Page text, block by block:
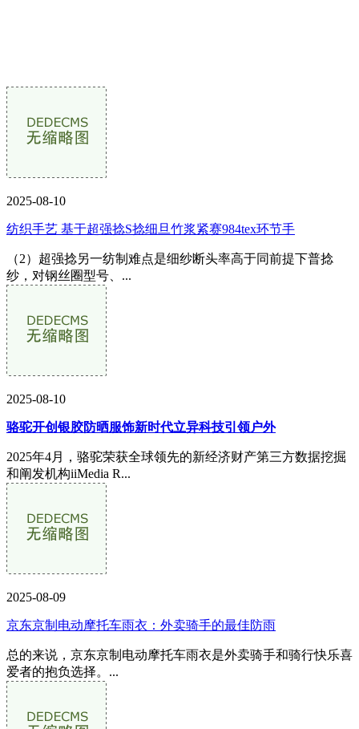
2025-08-10
纺织手艺 基于超强捻S捻细旦竹浆紧赛984tex环节手
（2）超强捻另一纺制难点是细纱断头率高于同前提下普捻
纱，对钢丝圈型号、...
2025-08-10
骆驼开创银胶防晒服饰新时代立异科技引领户外
2025年4月，骆驼荣获全球领先的新经济财产第三方数据挖掘
和阐发机构iiMedia R...
2025-08-09
京东京制电动摩托车雨衣：外卖骑手的最佳防雨
总的来说，京东京制电动摩托车雨衣是外卖骑手和骑行快乐喜
爱者的抱负选择。...